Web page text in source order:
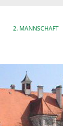
2. MANNSCHAFT